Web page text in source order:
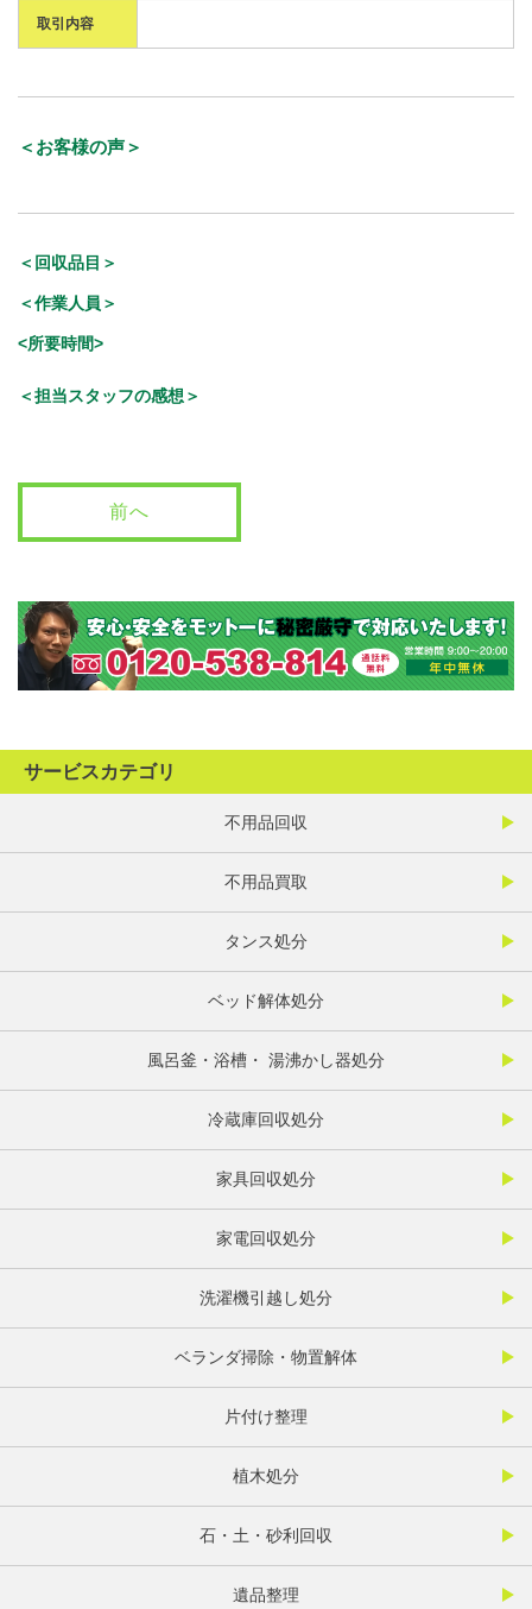
取引内容
＜お客様の声＞
＜回収品目＞
＜作業人員＞
<所要時間>
＜担当スタッフの感想＞
前へ
サービスカテゴリ
不用品回収
不用品買取
タンス処分
ベッド解体処分
風呂釜・浴槽・ 湯沸かし器処分
冷蔵庫回収処分
家具回収処分
家電回収処分
洗濯機引越し処分
ベランダ掃除・物置解体
片付け整理
植木処分
石・土・砂利回収
遺品整理